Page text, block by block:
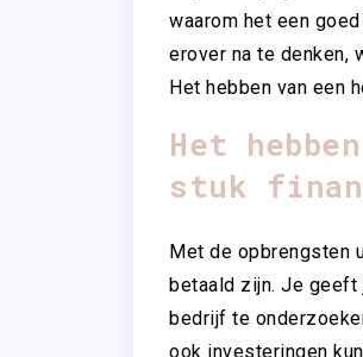
waarom het een
erover na te denken,
Het hebben van een
Het
stuk
Met de opbrengsten
betaald zijn. Je geeft
bedrijf te
ook investeringen